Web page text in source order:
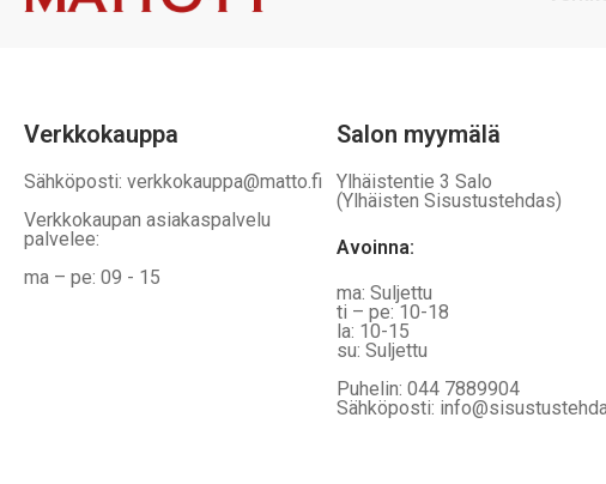
sivulla
sivulla
Verkkokauppa
Sähköposti: verkkokauppa@matto.fi
Verkkokaupan asiakaspalvelu
palvelee:
ma – pe: 09 - 15
Salon myymälä
Ylhäistentie 3 Salo
(Ylhäisten Sisustustehdas)
Avoinna:
ma: Suljettu
ti – pe: 10-18
la: 10-15
su: Suljettu
Puhelin: 044 7889904
Sähköposti: